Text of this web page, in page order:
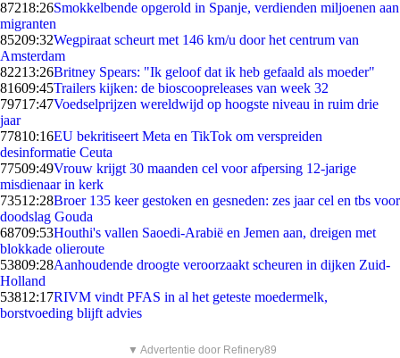
87218:26Smokkelbende opgerold in Spanje, verdienden miljoenen aan
migranten
85209:32Wegpiraat scheurt met 146 km/u door het centrum van
Amsterdam
82213:26Britney Spears: "Ik geloof dat ik heb gefaald als moeder"
81609:45Trailers kijken: de bioscoopreleases van week 32
79717:47Voedselprijzen wereldwijd op hoogste niveau in ruim drie
jaar
77810:16EU bekritiseert Meta en TikTok om verspreiden
desinformatie Ceuta
77509:49Vrouw krijgt 30 maanden cel voor afpersing 12-jarige
misdienaar in kerk
73512:28Broer 135 keer gestoken en gesneden: zes jaar cel en tbs voor
doodslag Gouda
68709:53Houthi's vallen Saoedi-Arabië en Jemen aan, dreigen met
blokkade olieroute
53809:28Aanhoudende droogte veroorzaakt scheuren in dijken Zuid-
Holland
53812:17RIVM vindt PFAS in al het geteste moedermelk,
borstvoeding blijft advies
▼ Advertentie door Refinery89